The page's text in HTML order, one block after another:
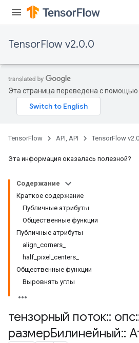
TensorFlow v2.0.0
Эта страница переведена с помощью
TensorFlow API, API TensorFlow
Эта информация оказалась полезной?
Содержание
Краткое содержание
Публичные атрибуты
Общественные функции
Публичные атрибуты
align_corners_
half_pixel_centers_
Общественные функции
Выровнять углы
тензорный поток:: опс
размерБилинейный::